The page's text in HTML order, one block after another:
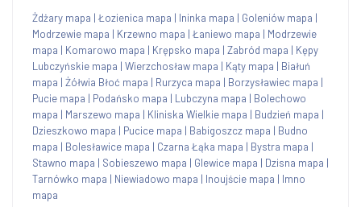
Żdżary mapa | Łozienica mapa | Ininka mapa | Goleniów mapa |
Modrzewie mapa | Krzewno mapa | Łaniewo mapa | Modrzewie
mapa | Komarowo mapa | Krępsko mapa | Zabród mapa | Kępy
Lubczyńskie mapa | Wierzchosław mapa | Kąty mapa | Białuń
mapa | Żółwia Błoć mapa | Rurzyca mapa | Borzysławiec mapa |
Pucie mapa | Podańsko mapa | Lubczyna mapa | Bolechowo
mapa | Marszewo mapa | Kliniska Wielkie mapa | Budzień mapa |
Dzieszkowo mapa | Pucice mapa | Babigoszcz mapa | Budno
mapa | Bolesławice mapa | Czarna Łąka mapa | Bystra mapa |
Stawno mapa | Sobieszewo mapa | Glewice mapa | Dzisna mapa |
Tarnówko mapa | Niewiadowo mapa | Inoujście mapa | Imno
mapa